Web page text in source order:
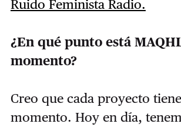
Ruido Feminista Radio.
¿En qué punto está
momento?
Creo que cada proyecto
momento. Hoy en día,